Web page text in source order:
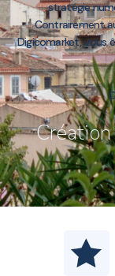
stratégie
Contrairement
Digicomarket, vous